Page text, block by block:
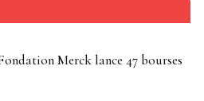
Merck lance 47 bourses